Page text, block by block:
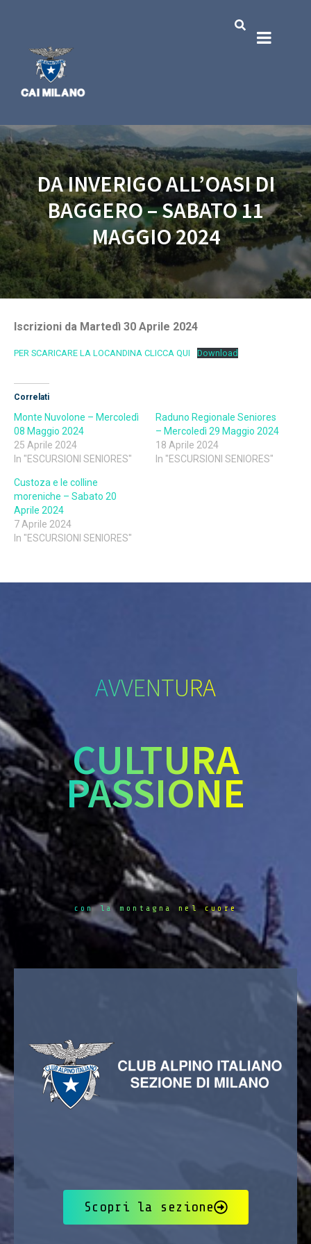
DA INVERIGO ALL’OASI DI
BAGGERO – SABATO 11
MAGGIO 2024
Iscrizioni da Martedì 30 Aprile 2024
PER SCARICARE LA LOCANDINA CLICCA QUI Download
Correlati
Monte Nuvolone – Mercoledì
08 Maggio 2024
25 Aprile 2024
In "ESCURSIONI SENIORES"
Raduno Regionale Seniores
– Mercoledì 29 Maggio 2024
18 Aprile 2024
In "ESCURSIONI SENIORES"
Custoza e le colline
moreniche – Sabato 20
Aprile 2024
7 Aprile 2024
In "ESCURSIONI SENIORES"
AVVENTURA
CULTURA
PASSIONE
con la montagna nel cuore
Scopri la sezione